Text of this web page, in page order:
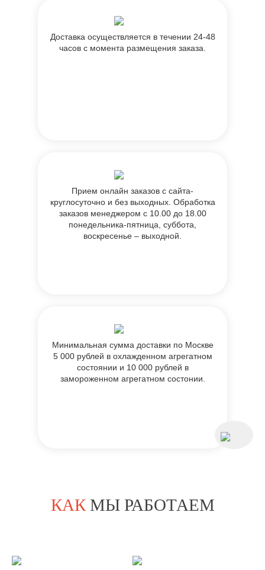
Доставка осуществляется в течении 24-48
часов с момента размещения заказа.
Прием онлайн заказов с сайта-
круглосуточно и без выходных. Обработка
заказов менеджером с 10.00 до 18.00
понедельника-пятница, суббота,
воскресенье – выходной.
Минимальная сумма доставки по Москве
5 000 рублей в охлажденном агрегатном
состоянии и 10 000 рублей в
замороженном агрегатном состонии.
КАКМЫ РАБОТАЕМ